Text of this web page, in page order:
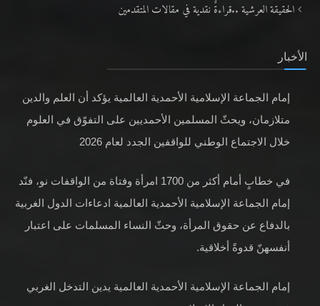
الحقيقة العرشية ..قراءةٌ نقدية في مقالات المتقدمين
الأخبار
إمام الجماعة الإسلامية الأحمدية العالمية يؤكد أن العلم والدين
متلازمان، ويحثّ المسلمين الأحمديين على التفوّق في العلوم
خلال الاجتماع الوطني للواقفين الجدد لعام 2026
في خطابٍ أمام أكثر من 1700 امرأة وفتاة من الواقفات نو، فنّد
إمام الجماعة الإسلامية الأحمدية العالمية ادعاءات الدول الغربية
بالدفاع عن حقوق المرأة، وحثّ النساء المسلمات على اعتبار
أنفسهنّ قدوةً أخلاقية.
إمام الجماعة الإسلامية الأحمدية العالمية يدين التدخل الغربي